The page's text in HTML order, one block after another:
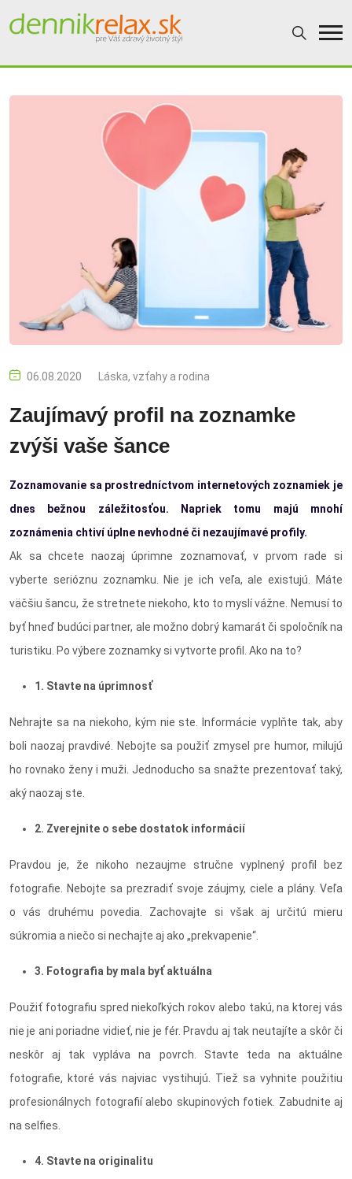
06.08.2020 Láska, vzťahy a rodina
Zaujímavý profil na zoznamke
zvýši vaše šance
Zoznamovanie sa prostredníctvom internetových zoznamiek je
dnes bežnou záležitosťou. Napriek tomu majú mnohí
zoznámenia chtiví úplne nevhodné či nezaujímavé profily.
Ak sa chcete naozaj úprimne zoznamovať, v prvom rade si
vyberte serióznu zoznamku. Nie je ich veľa, ale existujú. Máte
väčšiu šancu, že stretnete niekoho, kto to myslí vážne. Nemusí to
byť hneď budúci partner, ale možno dobrý kamarát či spoločník na
turistiku. Po výbere zoznamky si vytvorte profil. Ako na to?
1. Stavte na úprimnosť
Nehrajte sa na niekoho, kým nie ste. Informácie vyplňte tak, aby
boli naozaj pravdivé. Nebojte sa použiť zmysel pre humor, milujú
ho rovnako ženy i muži. Jednoducho sa snažte prezentovať taký,
aký naozaj ste.
2. Zverejnite o sebe dostatok informácií
Pravdou je, že nikoho nezaujme stručne vyplnený profil bez
fotografie. Nebojte sa prezradiť svoje záujmy, ciele a plány. Veľa
o vás druhému povedia. Zachovajte si však aj určitú mieru
súkromia a niečo si nechajte aj ako „prekvapenie“.
3. Fotografia by mala byť aktuálna
Použiť fotografiu spred niekoľkých rokov alebo takú, na ktorej vás
nie je ani poriadne vidieť, nie je fér. Pravdu aj tak neutajíte a skôr či
neskôr aj tak vypláva na povrch. Stavte teda na aktuálne
fotografie, ktoré vás najviac vystihujú. Tiež sa vyhnite použitiu
profesionálnych fotografií alebo skupinových fotiek. Zabudnite aj
na selfies.
4. Stavte na originalitu